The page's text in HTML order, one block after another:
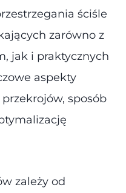
ściśle
zarówno z
jak i praktycznych
aspekty
sposób
zależy od